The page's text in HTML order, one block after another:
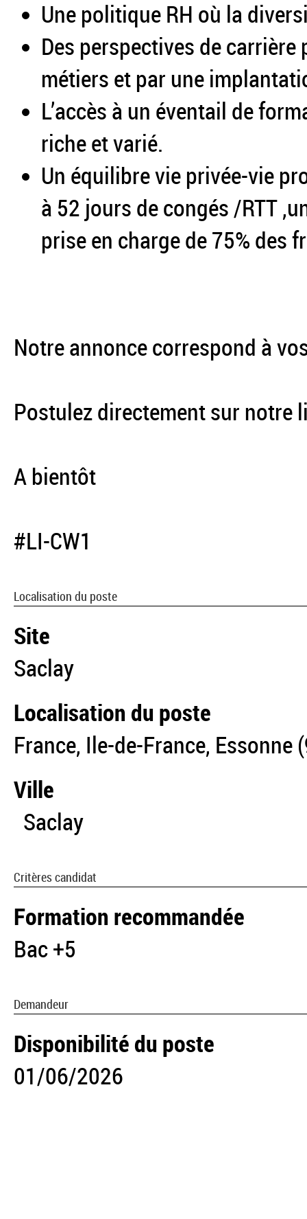
Une politique RH où la
Des perspectives de
métiers et par une
L’accès à un éventail de
riche et varié.
Un équilibre vie privée-vie
à 52 jours de congés /RTT
prise en charge de 75% des
Notre annonce correspond à
Postulez directement sur notre
A bientôt
#LI-CW1
Localisation du poste
Site
Saclay
Localisation du poste
France, Ile-de-France, Essonne
Ville
Saclay
Critères candidat
Formation recommandée
Bac +5
Demandeur
Disponibilité du poste
01/06/2026